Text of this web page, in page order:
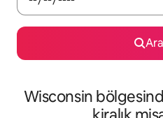
Wisconsin